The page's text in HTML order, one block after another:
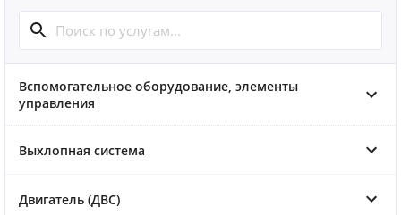
Вспомогательное оборудование, элементы
управления
Выхлопная система
Двигатель (ДВС)